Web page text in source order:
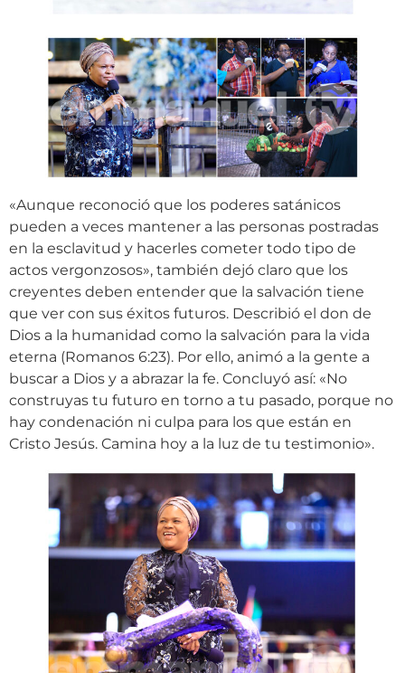
«Aunque reconoció que los poderes satánicos
pueden a veces mantener a las personas postradas
en la esclavitud y hacerles cometer todo tipo de
actos vergonzosos», también dejó claro que los
creyentes deben entender que la salvación tiene
que ver con sus éxitos futuros. Describió el don de
Dios a la humanidad como la salvación para la vida
eterna (Romanos 6:23). Por ello, animó a la gente a
buscar a Dios y a abrazar la fe. Concluyó así: «No
construyas tu futuro en torno a tu pasado, porque no
hay condenación ni culpa para los que están en
Cristo Jesús. Camina hoy a la luz de tu testimonio».